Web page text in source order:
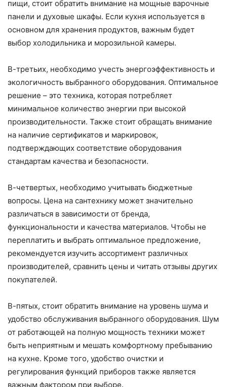
пищи, стоит обратить внимание на мощные варочные
панели и духовые шкафы. Если кухня используется в
основном для хранения продуктов, важным будет
выбор холодильника и морозильной камеры.
В-третьих, необходимо учесть энергоэффективность и
экологичность выбранного оборудования. Оптимальное
решение – это техника, которая потребляет
минимальное количество энергии при высокой
производительности. Также стоит обращать внимание
на наличие сертификатов и маркировок,
подтверждающих соответствие оборудования
стандартам качества и безопасности.
В-четвертых, необходимо учитывать бюджетные
вопросы. Цена на сантехнику может значительно
различаться в зависимости от бренда,
функциональности и качества материалов. Чтобы не
переплатить и выбрать оптимальное предложение,
рекомендуется изучить ассортимент различных
производителей, сравнить цены и читать отзывы других
покупателей.
В-пятых, стоит обратить внимание на уровень шума и
удобство обслуживания выбранного оборудования. Шум
от работающей на полную мощность техники может
быть неприятным и мешать комфортному пребыванию
на кухне. Кроме того, удобство очистки и
регулирования функций приборов также является
важным фактором при выборе.